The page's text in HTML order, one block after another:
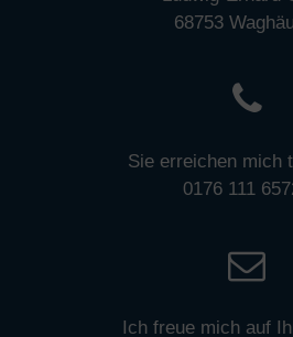
68753
Sie erreichen mich
0176 111
Ich freue mich auf